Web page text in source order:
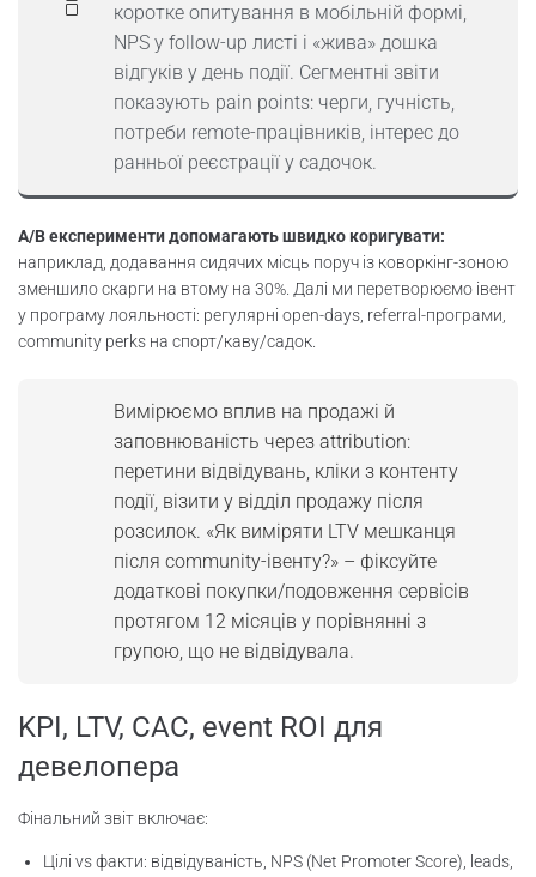
коротке опитування в мобільній формі,
NPS у follow-up листі і «жива» дошка
відгуків у день події. Сегментні звіти
показують pain points: черги, гучність,
потреби remote-працівників, інтерес до
ранньої реєстрації у садочок.
A/B експерименти допомагають швидко коригувати:
наприклад, додавання сидячих місць поруч із коворкінг-зоною
зменшило скарги на втому на 30%. Далі ми перетворюємо івент
у програму лояльності: регулярні open-days, referral-програми,
community perks на спорт/каву/садок.
Вимірюємо вплив на продажі й
заповнюваність через attribution:
перетини відвідувань, кліки з контенту
події, візити у відділ продажу після
розсилок. «Як виміряти LTV мешканця
після community-івенту?» – фіксуйте
додаткові покупки/подовження сервісів
протягом 12 місяців у порівнянні з
групою, що не відвідувала.
KPI, LTV, CAC, event ROI для
девелопера
Фінальний звіт включає:
Цілі vs факти: відвідуваність, NPS (Net Promoter Score), leads,